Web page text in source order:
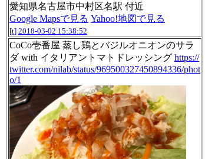
愛知県名古屋市中村区名駅 付近
Google Mapsで見る Yahoo!地図で見る
[t] 2018-03-02 15:38:52
CoCo壱番屋 蒸し鶏とバジルオニオンのサラ
ダ with イタリアントマトドレッシング https://
twitter.com/nilab/status/969500327450894336/phot
o/1